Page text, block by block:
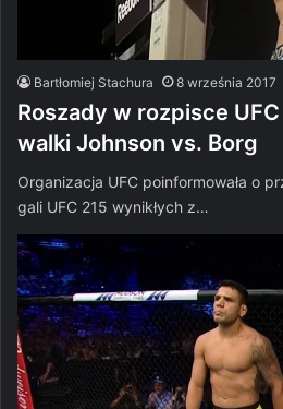
Bartłomiej Stachura 8 września 2017
Roszady w rozpisce
walki Johnson vs. Borg
Organizacja UFC poinformowała o
gali UFC 215 wynikłych z…